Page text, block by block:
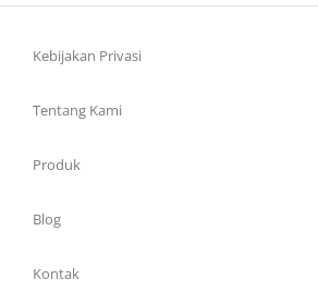
Kebijakan Privasi
Tentang Kami
Produk
Blog
Kontak